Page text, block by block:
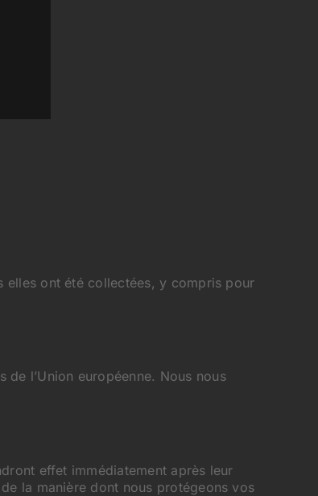
elles ont été collectées, y compris pour
l’Union européenne. Nous nous
effet immédiatement après leur
la manière dont nous protégeons vos